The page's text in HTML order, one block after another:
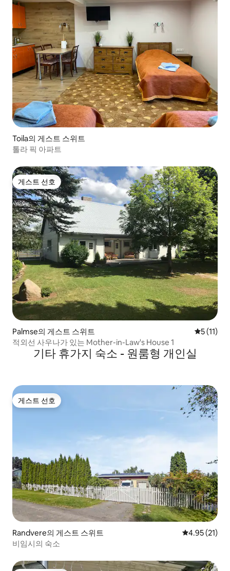
Toila의 게스트 스위트
톨라 픽 아파트
게스트 선호
게스트 선호
Palmse의 게스트 스위트 평점 5점
5 (11)
적외선 사우나가 있는 Mother-in-Law's House 1
기타 휴가지 숙소 - 원룸형 개인실
게스트 선호
게스트 선호
Randvere의 게스트 스위트 평점 4.95점
4.95 (21)
비임시의 숙소